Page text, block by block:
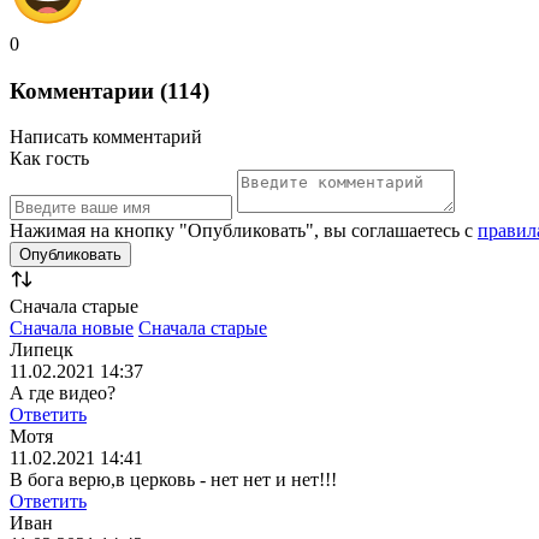
0
Комментарии (114)
Написать комментарий
Как гость
Нажимая на кнопку "Опубликовать", вы соглашаетесь с
Сначала старые
Сначала новые Сначала старые
Липецк
11.02.2021 14:37
А где видео?
Ответить
Мотя
11.02.2021 14:41
В бога верю,в церковь - нет нет и нет!!!
Ответить
Иван